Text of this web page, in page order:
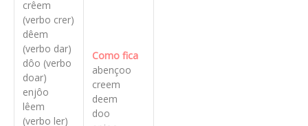
crêem
(verbo crer)
dêem
(verbo dar)
dôo (verbo
doar)
enjôo
lêem
(verbo ler)
Como fica
abençoo
creem
deem
doo